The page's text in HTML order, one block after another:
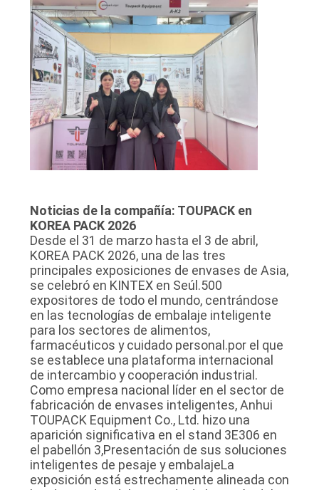
Noticias de la compañía: TOUPACK en
KOREA PACK 2026
Desde el 31 de marzo hasta el 3 de abril,
KOREA PACK 2026, una de las tres
principales exposiciones de envases de Asia,
se celebró en KINTEX en Seúl.500
expositores de todo el mundo, centrándose
en las tecnologías de embalaje inteligente
para los sectores de alimentos,
farmacéuticos y cuidado personal.por el que
se establece una plataforma internacional
de intercambio y cooperación industrial.
Como empresa nacional líder en el sector de
fabricación de envases inteligentes, Anhui
TOUPACK Equipment Co., Ltd. hizo una
aparición significativa en el stand 3E306 en
el pabellón 3,Presentación de sus soluciones
inteligentes de pesaje y embalajeLa
exposición está estrechamente alineada con